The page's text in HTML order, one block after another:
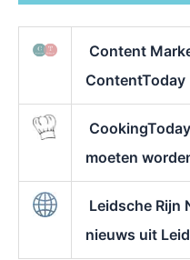
Content
ContentToday
moeten
Leidsche Rijn
nieuws uit